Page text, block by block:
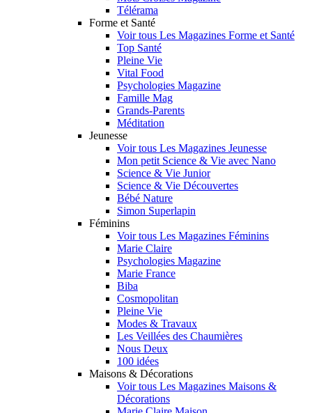
Télérama
Forme et Santé
Voir tous Les Magazines Forme et Santé
Top Santé
Pleine Vie
Vital Food
Psychologies Magazine
Famille Mag
Grands-Parents
Méditation
Jeunesse
Voir tous Les Magazines Jeunesse
Mon petit Science & Vie avec Nano
Science & Vie Junior
Science & Vie Découvertes
Bébé Nature
Simon Superlapin
Féminins
Voir tous Les Magazines Féminins
Marie Claire
Psychologies Magazine
Marie France
Biba
Cosmopolitan
Pleine Vie
Modes & Travaux
Les Veillées des Chaumières
Nous Deux
100 idées
Maisons & Décorations
Voir tous Les Magazines Maisons &
Décorations